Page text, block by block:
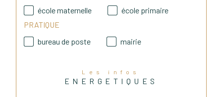
école maternelle
école primaire
PRATIQUE
bureau de poste
mairie
Les infos
ENERGETIQUES